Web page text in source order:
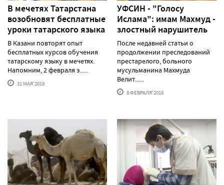
В мечетях Татарстана
возобновят бесплатные
уроки татарского языка
В Казани повторят опыт
бесплатных курсов обучения
татарскому языку в мечетях.
Напомним, 2 февраля э......
31 МАЯ'2018
УФСИН - "Голосу
Ислама": имам Махмуд -
злостный нарушитель
После недавней статьи о
продолжении преследований
престарелого, больного
мусульманина Махмуда
Велит......
8 ФЕВРАЛЯ'2018